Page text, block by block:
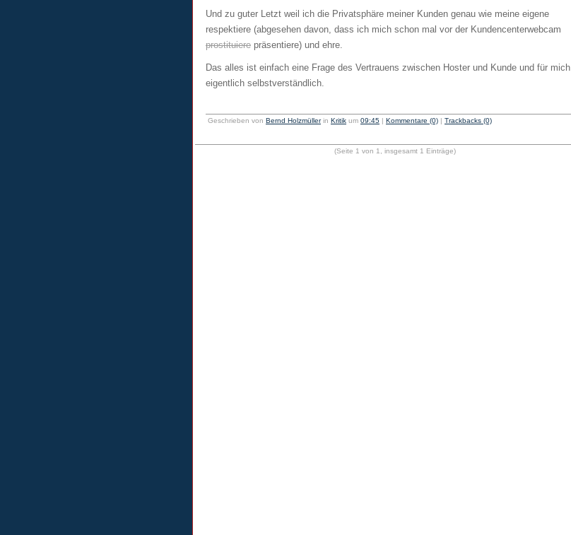
Und zu guter Letzt weil ich die Privatsphäre meiner Kunden genau wie meine eigene
respektiere (abgesehen davon, dass ich mich schon mal vor der Kundencenterwebcam
prostituiere präsentiere) und ehre.
Das alles ist einfach eine Frage des Vertrauens zwischen Hoster und Kunde und für mich
eigentlich selbstverständlich.
Geschrieben von Bernd Holzmüllerin Kritik um 09:45 | Kommentare (0) | Trackbacks (0)
(Seite 1 von 1, insgesamt 1 Einträge)